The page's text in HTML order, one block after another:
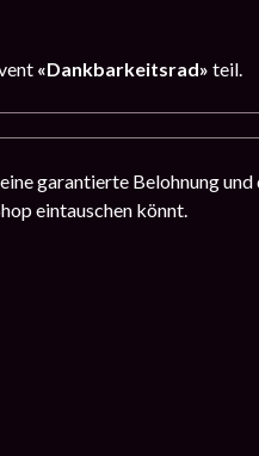
«Dankbarkeitsrad» teil.
garantierte Belohnung
eintauschen könnt.